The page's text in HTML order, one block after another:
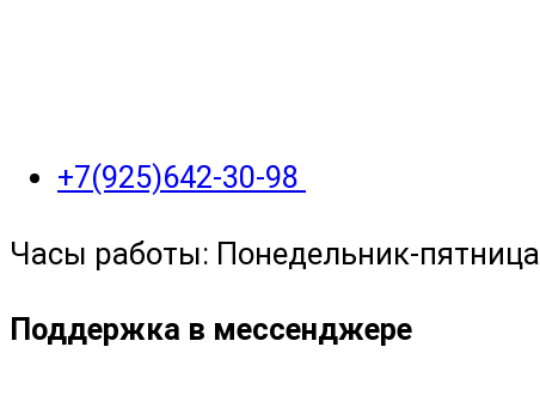
+7(925)642-30-98
Часы работы: Понедельник-
Поддержка в мессенджере